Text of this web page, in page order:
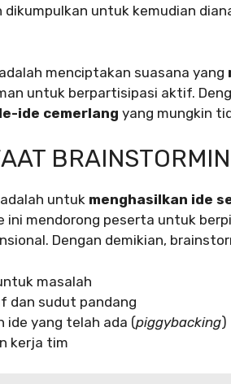
untuk kemudian
menciptakan suasana yang
untuk berpartisipasi aktif.
ide cemerlang yang mungkin
untuk menghasilkan ide
mendorong peserta untuk
Dengan demikian,
masalah
dan sudut pandang
ide yang telah ada (piggybacking)
kerja tim